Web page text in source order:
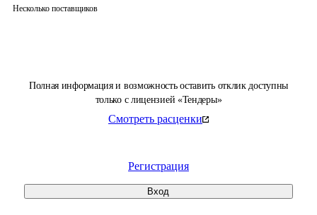
Полная информация и возможность оставить отклик доступны
только с лицензией «Тендеры»
Смотреть расценки
Регистрация
Вход
Несколько поставщиков